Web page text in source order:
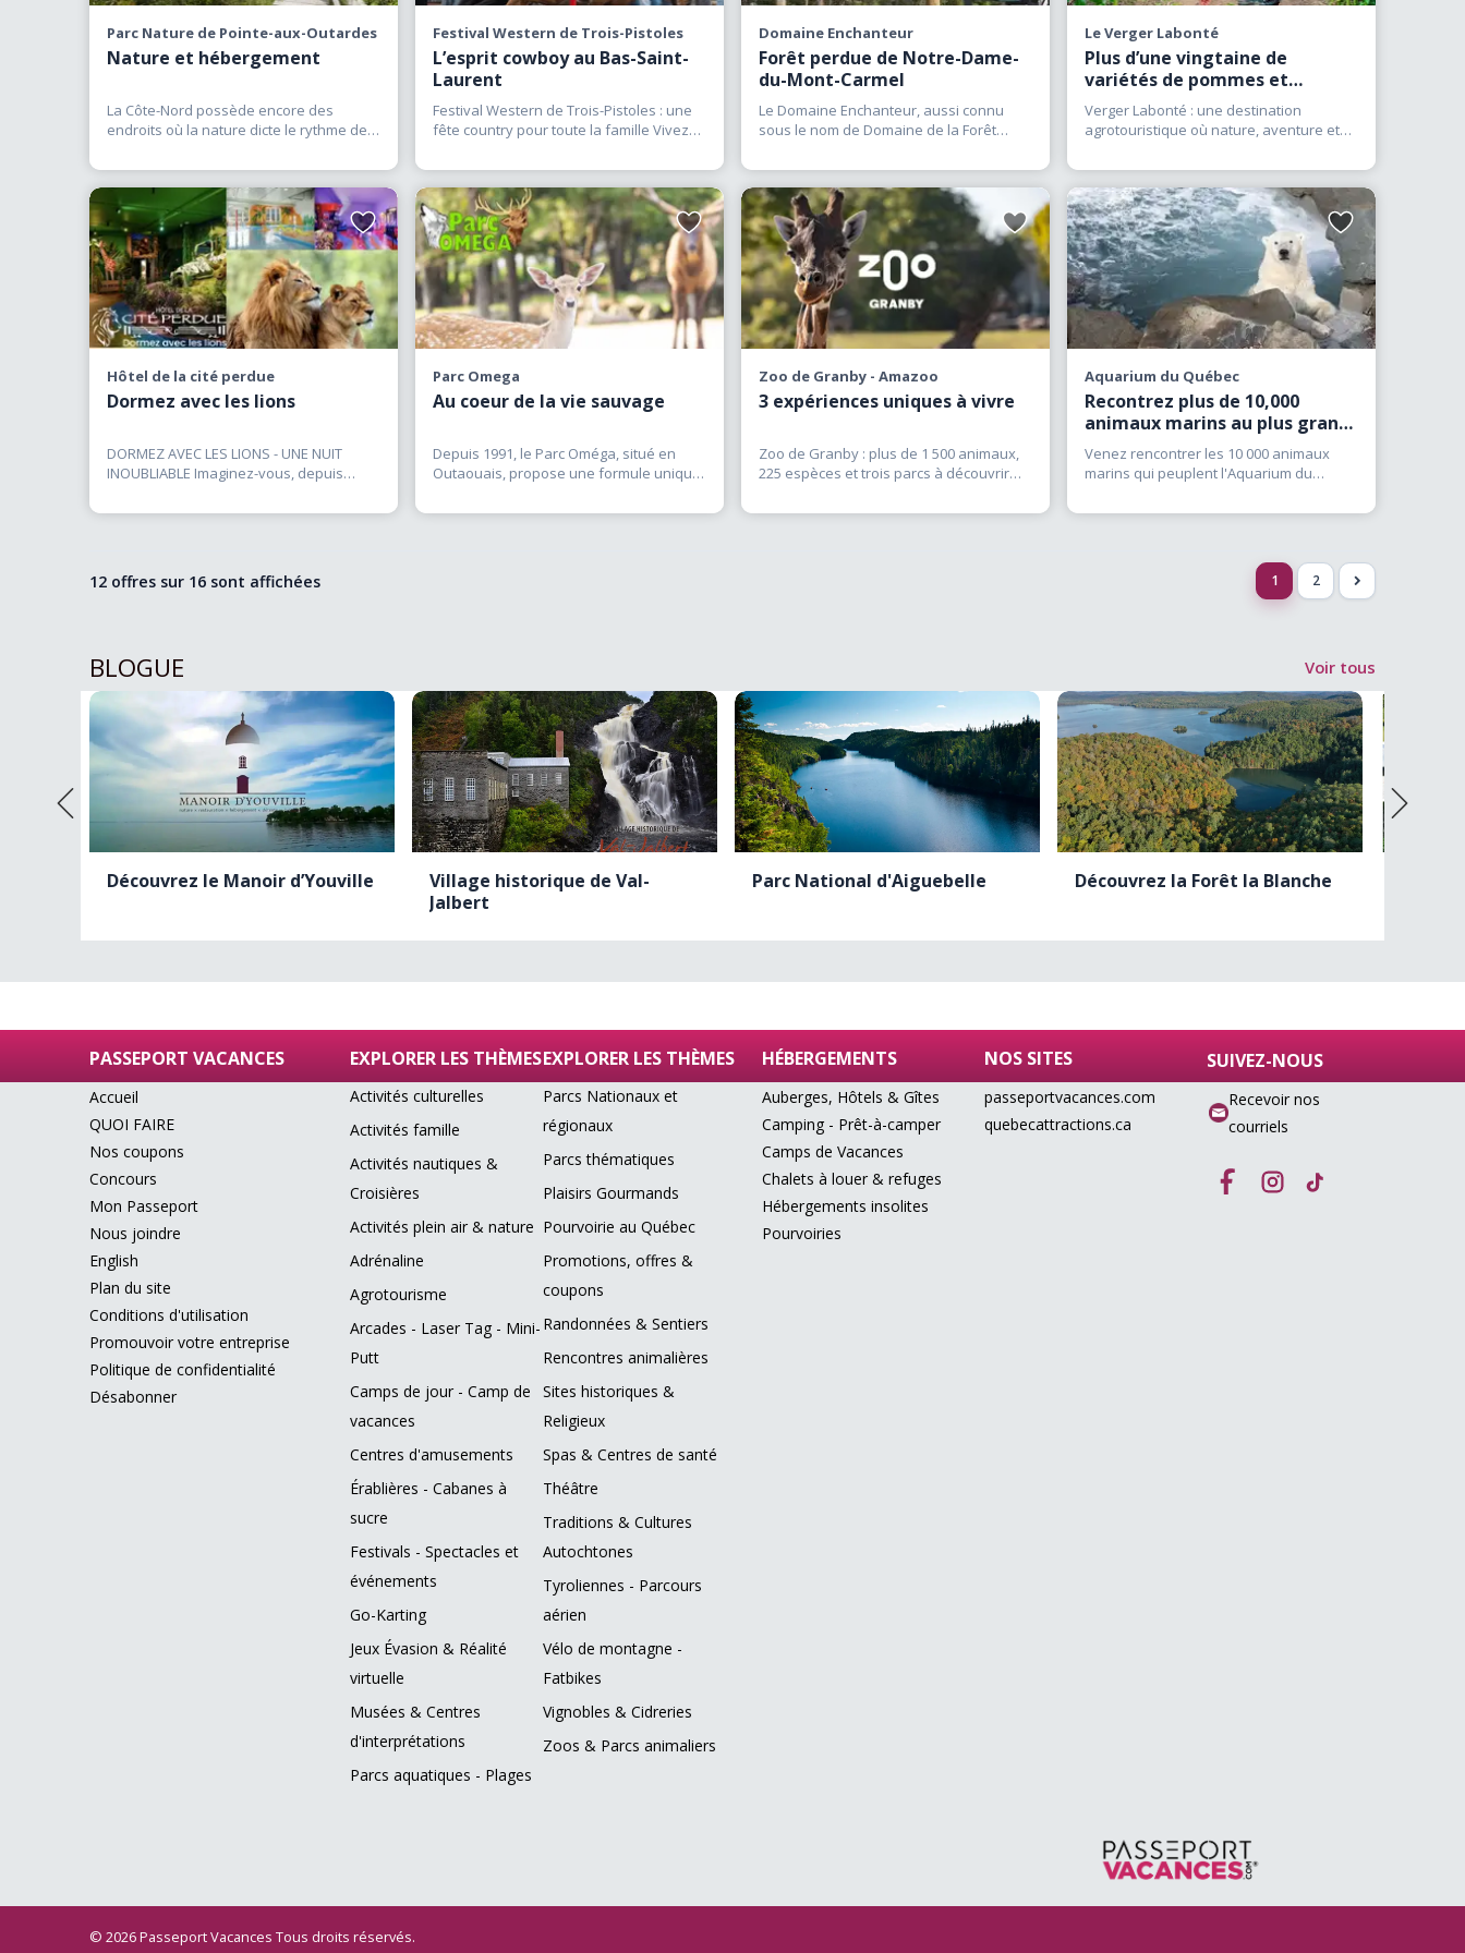
simplement curieux de découvrir le monde animal, les rencontres animalières offrent des expériences
inoubliables qui rapprochent les visiteurs de la faune et de la nature. Découvrez les meilleures expériences
de rencontres animalières de la région et vivez des moments privilégiés au contact d’animaux fascinants
venus d’ici et d’ailleurs.
Parc Nature de Pointe-aux-Outardes
Nature et hébergement
La Côte-Nord possède encore des
endroits où la nature dicte le rythme des
Festival Western de Trois-Pistoles
L’esprit cowboy au Bas-Saint-
Laurent
Festival Western de Trois-Pistoles : une
fête country pour toute la famille Vivez
Domaine Enchanteur
Forêt perdue de Notre-Dame-
du-Mont-Carmel
Le Domaine Enchanteur, aussi connu
sous le nom de Domaine de la Forêt
Le Verger Labonté
Plus d’une vingtaine de
variétés de pommes et
citrouilles
Verger Labonté : une destination
agrotouristique où nature, aventure et
Ajouter
aux
favoris
Hôtel de la cité perdue
Dormez avec les lions
DORMEZ AVEC LES LIONS - UNE NUIT
INOUBLIABLE Imaginez-vous, depuis
lions(…)
Ajouter
aux
favoris
Parc Omega
Au coeur de la vie sauvage
Depuis 1991, le Parc Oméga, situé en
Outaouais, propose une formule unique
Ajouter
aux
favoris
Zoo de Granby - Amazoo
3 expériences uniques à vivre
Zoo de Granby : plus de 1 500 animaux,
225 espèces et trois parcs à découvrir
Ajouter
favoris
Aquarium du Québec
Recontrez plus de 10,000
animaux marins au plus grand
(…)
Venez rencontrer les 10 000 animaux
marins qui peuplent l'Aquarium du
12 offres sur 16 sont affichées 1 2 >
BLOGUE Voir tous
Découvrez le Manoir d’Youville
Village historique de Val-
Jalbert
Parc National d'Aiguebelle Découvrez la Forêt la Blanche
PASSEPORT VACANCES
Accueil
QUOI FAIRE
Nos coupons
Concours
Mon Passeport
Nous joindre
English
Plan du site
Conditions d'utilisation
Promouvoir votre entreprise
Politique de confidentialité
Désabonner
EXPLORER LES THÈMES
Activités culturelles
Activités famille
Activités nautiques &
Croisières
Activités plein air & nature
Adrénaline
Agrotourisme
Arcades - Laser Tag - Mini-
Putt
Camps de jour - Camp de
vacances
Centres d'amusements
Érablières - Cabanes à
sucre
Festivals - Spectacles et
événements
Go-Karting
Jeux Évasion & Réalité
virtuelle
Musées & Centres
d'interprétations
Parcs aquatiques - Plages
EXPLORER LES THÈMES
Parcs Nationaux et
régionaux
Parcs thématiques
Plaisirs Gourmands
Pourvoirie au Québec
Promotions, offres &
coupons
Randonnées & Sentiers
Rencontres animalières
Sites historiques &
Religieux
Spas & Centres de santé
Théâtre
Traditions & Cultures
Autochtones
Tyroliennes - Parcours
aérien
Vélo de montagne -
Fatbikes
Vignobles & Cidreries
Zoos & Parcs animaliers
HÉBERGEMENTS
Auberges, Hôtels & Gîtes
Camping - Prêt-à-camper
Camps de Vacances
Chalets à louer & refuges
Hébergements insolites
Pourvoiries
NOS SITES
passeportvacances.com
quebecattractions.ca
SUIVEZ-NOUS
Recevoir nos
courriels
© 2026 Passeport Vacances Tous droits réservés.